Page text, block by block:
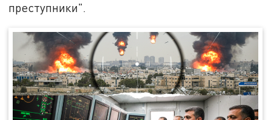
преступники".